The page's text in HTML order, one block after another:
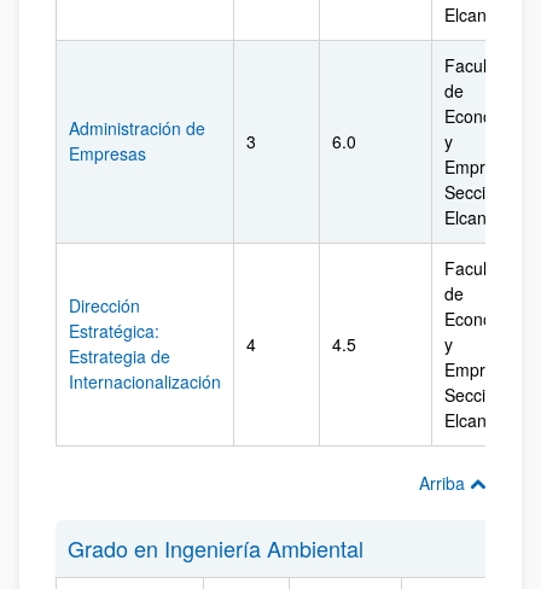
Elcano
Administración de
Empresas
3 6.0
Facultad
de
Economía
y
Empresa.
Sección
Elcano
Dirección
Estratégica:
Estrategia de
Internacionalización
4 4.5
Facultad
de
Economía
y
Empresa.
Sección
Elcano
Arriba
Grado en Ingeniería Ambiental